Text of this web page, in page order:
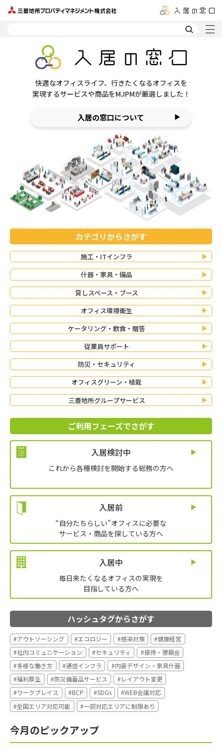
快適なオフィスライフ、行きたくなるオフィスを
実現するサービスや商品をMJPMが厳選しました！
入居の窓口について
カテゴリからさがす
施工・ITインフラ
什器・家具・備品
貸しスペース・ブース
オフィス環境衛生
ケータリング・飲食・贈答
従業員サポート
防災・セキュリティ
オフィスグリーン・植栽
三菱地所グループサービス
ご利用フェーズでさがす
入居検討中
これから各種検討を開始する総務の方へ
入居前
“自分たちらしい”オフィスに必要な
サービス・商品を探している方へ
入居中
毎日来たくなるオフィスの実現を
目指している方へ
ハッシュタグからさがす
#アウトソーシング #エコロジー #感染対策
#健康経営
#社内コミュニケーション
#セキュリティ
#接待・懇親会
#多様な働き方
#通信インフラ
#内装デザイン・家具什器
#福利厚生
#防災備蓄品サービス
#レイアウト変更
#ワークプレイス
#BCP #SDGs
#WEB会議対応
#全国エリア対応可能
#一部対応エリアに制限あり
今月のピックアップ